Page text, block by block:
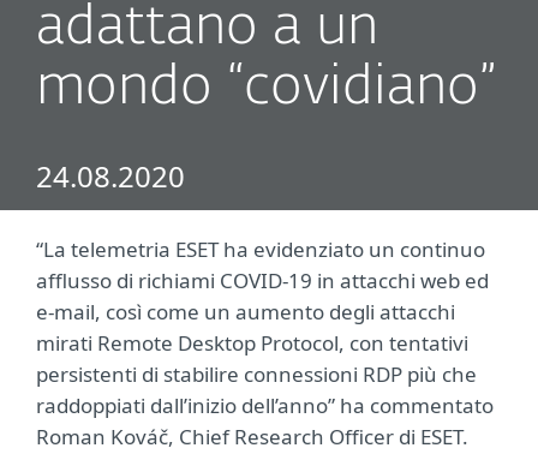
adattano a un
mondo “covidiano”
24.08.2020
“La telemetria ESET ha evidenziato un continuo
afflusso di richiami COVID-19 in attacchi web ed
e-mail, così come un aumento degli attacchi
mirati Remote Desktop Protocol, con tentativi
persistenti di stabilire connessioni RDP più che
raddoppiati dall’inizio dell’anno” ha commentato
Roman Kováč, Chief Research Officer di ESET.